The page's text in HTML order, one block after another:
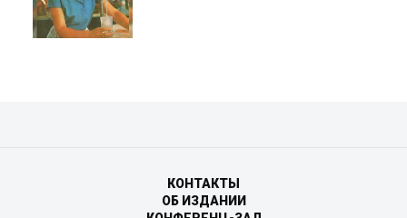
КОНТАКТЫ
ОБ ИЗДАНИИ